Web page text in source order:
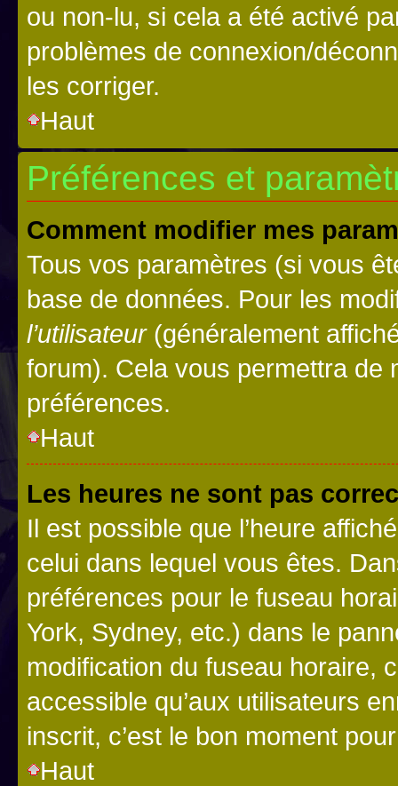
ou non-lu, si cela a été activé
problèmes de connexion/
les corriger.
Haut
Préférences et
Comment modifier mes
Tous vos paramètres (si vous
base de données. Pour les
l’utilisateur(généralement
forum). Cela vous permettra de
préférences.
Haut
Les heures ne sont pas
Il est possible que l’heure
celui dans lequel vous êtes.
préférences pour le fuseau
York, Sydney, etc.) dans le
modification du fuseau horaire,
accessible qu’aux utilisateurs
inscrit, c’est le bon moment
Haut